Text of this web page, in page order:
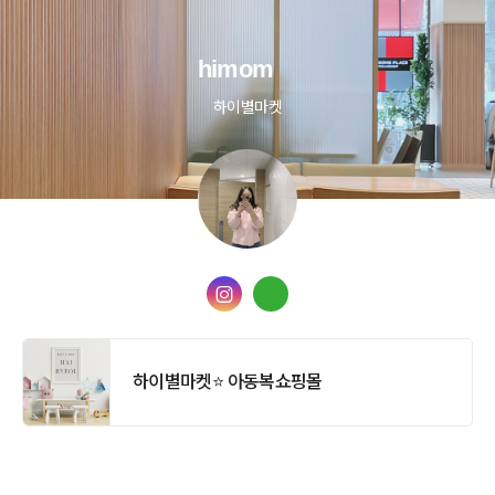
himom
하이별마켓
하이별마켓⭐️ 아동복쇼핑몰